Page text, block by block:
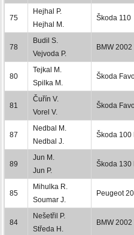
75
Hejhal P.
Hejhal M.
Škoda 110
78
Budil S.
Vejvoda P.
BMW 2002
80
Tejkal M.
Spilka M.
Škoda
81
Čuřín V.
Vorel V.
Škoda
87
Nedbal M.
Nedbal J.
Škoda 100
89
Jun M.
Jun P.
Škoda 130
85
Mihulka R.
Soumar J.
Peugeot
84
Nešetřil P.
Středa H.
BMW 2002